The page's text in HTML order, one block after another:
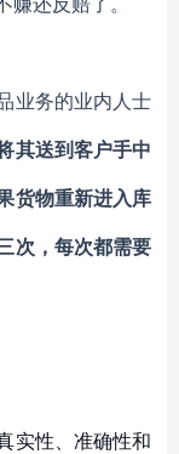
业务的业内人士
其送到客户手中
货物重新进入库
次，每次都需要
实性、准确性和